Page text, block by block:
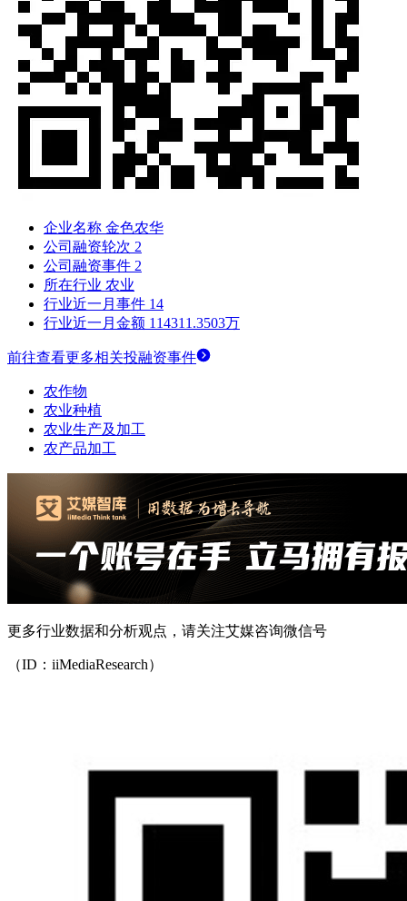
企业名称 金色农华
公司融资轮次 2
公司融资事件 2
所在行业 农业
行业近一月事件 14
行业近一月金额 114311.3503万
前往查看更多相关投融资事件
农作物
农业种植
农业生产及加工
农产品加工
更多行业数据和分析观点，请关注艾媒咨询微信号
（ID：iiMediaResearch）